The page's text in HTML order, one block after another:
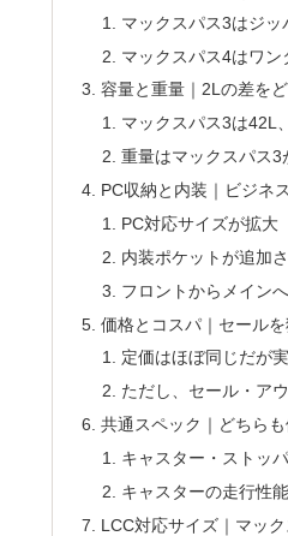
マックスパス3はジッ
マックスパス4はワン
容量と重量｜2Lの差を
マックスパス3は42L
重量はマックスパス3
PC収納と内装｜ビジネ
PC対応サイズが拡大
内装ポケットが追加
フロントからメイン
価格とコスパ｜セール
定価はほぼ同じだが
ただし、セール・ア
共通スペック｜どちら
キャスター・ストッ
キャスターの走行性
LCC対応サイズ｜マッ